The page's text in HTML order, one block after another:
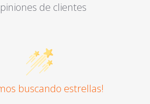
de clientes
buscando estrellas!